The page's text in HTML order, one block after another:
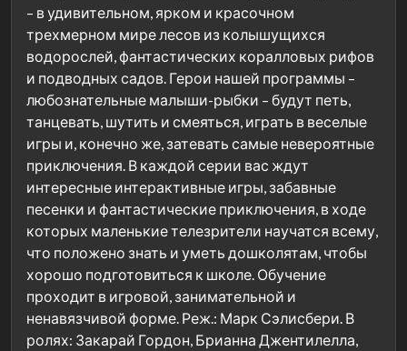
– в удивительном, ярком и красочном
трехмерном мире лесов из колышущихся
водорослей, фантастических коралловых рифов
и подводных садов. Герои нашей программы –
любознательные малыши-рыбки – будут петь,
танцевать, шутить и смеяться, играть в веселые
игры и, конечно же, затевать самые невероятные
приключения. В каждой серии вас ждут
интересные интерактивные игры, забавные
песенки и фантастические приключения, в ходе
которых маленькие телезрители научатся всему,
что положено знать и уметь дошколятам, чтобы
хорошо подготовиться к школе. Обучение
проходит в игровой, занимательной и
ненавязчивой форме. Реж.: Марк Сэлисбери. В
ролях: Закарай Гордон, Брианна Джентилелла,